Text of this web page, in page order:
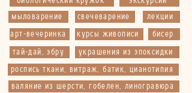
украшения из эпоксидки
мыловарение свечеварение
арт-вечеринка бисер
тай-дай, эбру
роспись ткани, витраж, батик, цианотипия
курсы живописи
лекции
валяние из шерсти, гобелен, линогравюра